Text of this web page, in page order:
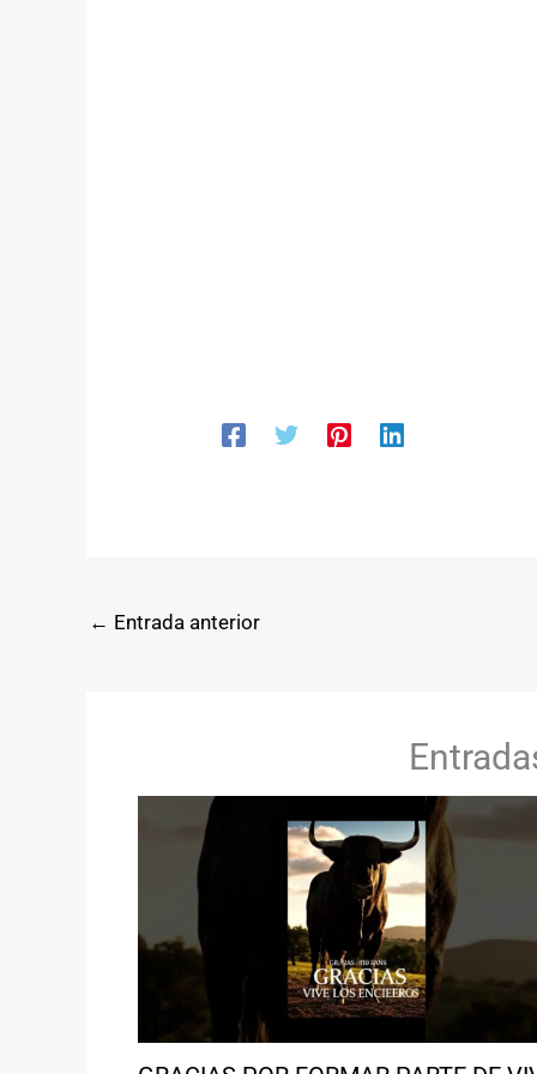
← Entrada anterior